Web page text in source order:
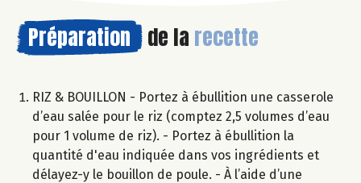
Préparation de la recette
RIZ & BOUILLON - Portez à ébullition une casserole
d’eau salée pour le riz (comptez 2,5 volumes d’eau
pour 1 volume de riz). - Portez à ébullition la
quantité d'eau indiquée dans vos ingrédients et
délayez-y le bouillon de poule. - À l’aide d’une